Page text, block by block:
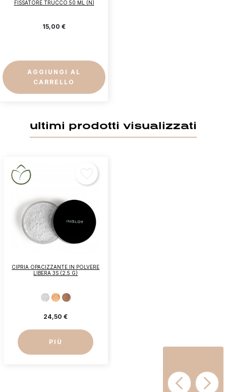
FISSATORE TRUCCO 50 ML (N)
15,00 €
AGGIUNGI AL
CARRELLO
ultimi prodotti visualizzati
CIPRIA OPACIZZANTE IN POLVERE
LIBERA 3S (2.5 G)
24,50 €
PIÙ
Accedi